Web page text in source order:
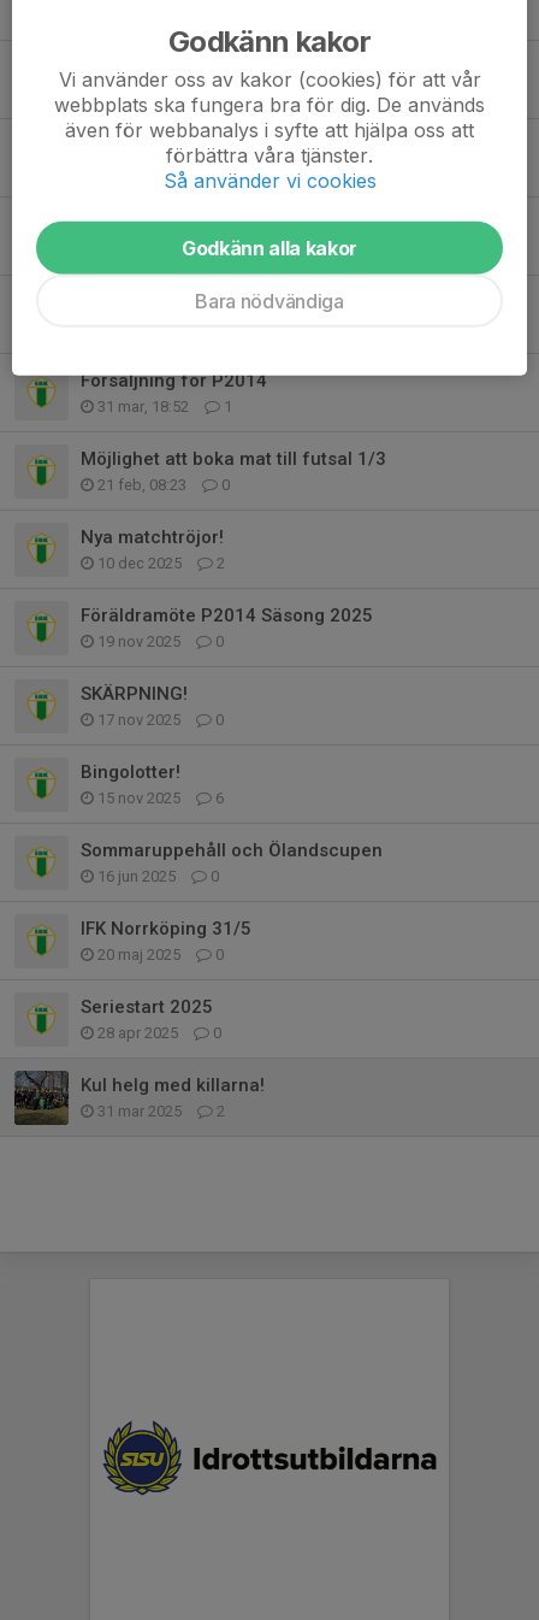
28 apr, 19:16 2
INSTÄLLT!!!! Kioskschema V26
17 apr, 14:19
Nya träningstider mm
14 apr, 17:11 0
Bullerbycup ⚽️
Försäljning för P2014
31 mar, 18:52 1
Möjlighet att boka mat till futsal 1/3
21 feb, 08:23 0
Nya matchtröjor!
10 dec 2025 2
Föräldramöte P2014 Säsong 2025
19 nov 2025 0
SKÄRPNING!
17 nov 2025 0
Bingolotter!
15 nov 2025 6
Sommaruppehåll och Ölandscupen
16 jun 2025 0
IFK Norrköping 31/5
20 maj 2025 0
Seriestart 2025
28 apr 2025 0
Kul helg med killarna!
31 mar 2025 2
Godkänn kakor
Vi använder oss av kakor (cookies) för att vår
webbplats ska fungera bra för dig. De används
även för webbanalys i syfte att hjälpa oss att
förbättra våra tjänster.
Så använder vi cookies
Godkänn alla kakor
Bara nödvändiga